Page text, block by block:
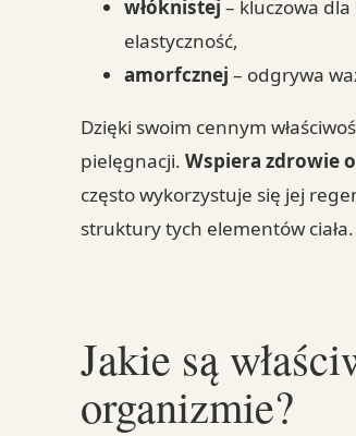
włóknistej – kluczowa
elastyczność,
amorfcznej – odgrywa
Dzięki swoim cennym
pielęgnacji.Wspiera zdrowie
często wykorzystuje się jej
struktury tych elementów ciała.
Jakie są
organizmie?